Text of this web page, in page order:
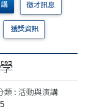
徵才訊息
獲獎資訊
類 : 活動與演講